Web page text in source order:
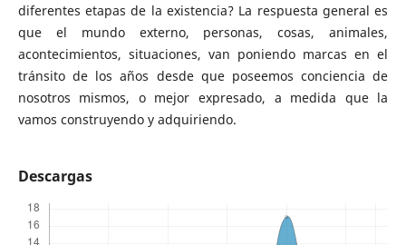
diferentes etapas de la existencia? La respuesta general es
que el mundo externo, personas, cosas, animales,
acontecimientos, situaciones, van poniendo marcas en el
tránsito de los años desde que poseemos conciencia de
nosotros mismos, o mejor expresado, a medida que la
vamos construyendo y adquiriendo.
Descargas